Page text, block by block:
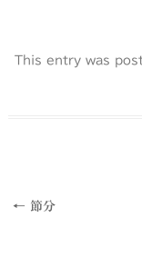
This entry was
Post navigation
← 節分